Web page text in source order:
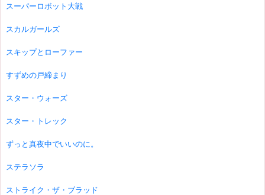
スーパーロボット大戦
スカルガールズ
スキップとローファー
すずめの戸締まり
スター・ウォーズ
スター・トレック
ずっと真夜中でいいのに。
ステラソラ
ストライク・ザ・ブラッド